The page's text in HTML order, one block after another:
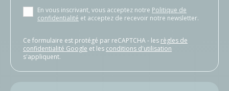
En vous inscrivant, vous acceptez notre Politique de
confidentialité et acceptez de recevoir notre newsletter.
Ce formulaire est protégé par reCAPTCHA - les règles de
confidentialité Google et les conditions d'utilisation
s'appliquent.